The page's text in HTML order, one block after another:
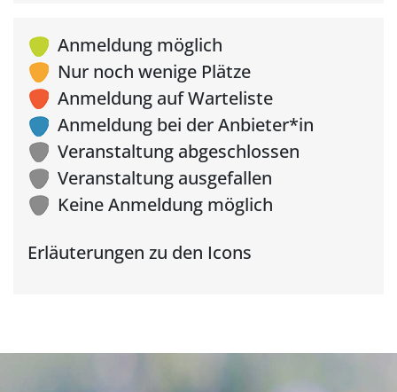
Anmeldung möglich
Nur noch wenige Plätze
Anmeldung auf Warteliste
Anmeldung bei der Anbieter*in
Veranstaltung abgeschlossen
Veranstaltung ausgefallen
Keine Anmeldung möglich
Erläuterungen zu den Icons